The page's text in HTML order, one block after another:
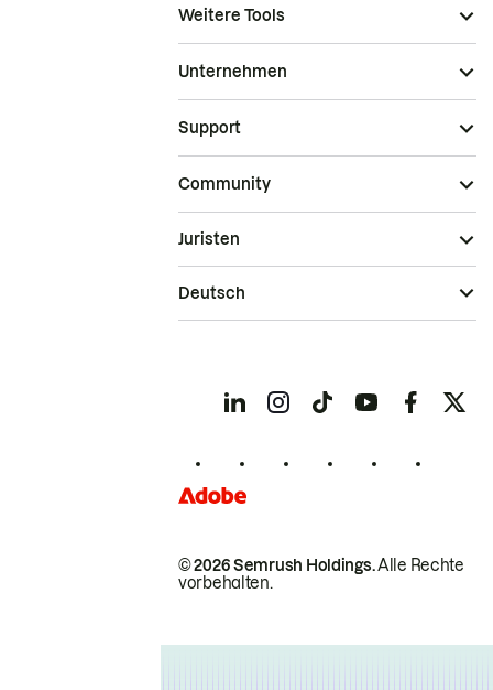
Weitere Tools
Unternehmen
Support
Community
© 2026 Semrush Holdings.Alle Rechte
vorbehalten.
Juristen
Deutsch